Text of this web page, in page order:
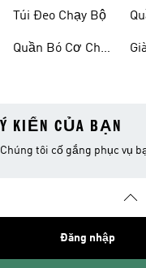
Túi Đeo Chạy Bộ
Quần Bó Cơ Chạy
Ý KIẾN CỦA BẠN
Chúng tôi cố gắng phục vụ
Đăng nhập